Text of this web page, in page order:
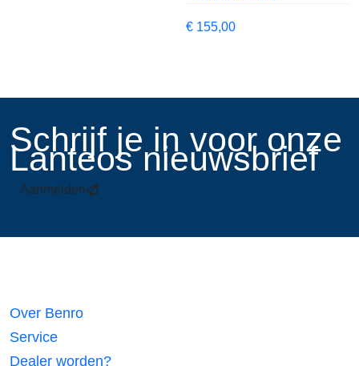
€ 155,00
​Schrijf je in voor onze
Lanteos nieuwsbrief
Aanmelden
Over Benro
Service
Dealer worden?